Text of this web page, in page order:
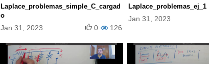
Laplace_problemas_simple_C_cargad
o
Jan 31, 2023 126
0
Laplace_problemas_ej_1
Jan 31, 2023